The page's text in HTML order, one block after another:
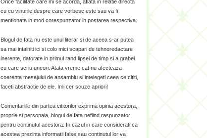
Orice facilitate care mi se acorda, aflata in relatie directa
cu cu vinurile despre care vorbesc este sau va fi
mentionata in mod corespunzator in postarea respectiva.
Blogul de fata nu este unul literar si de aceea s-ar putea
sa mai intalniti ici si colo mici scapari de tehnoredactare
inerente, datorate in primul rand lipsei de timp si a grabei
cu care scriu uneori. Atata vreme cat nu afecteaza
coerenta mesajului de ansamblu si intelegeti ceea ce cititi,
faceti abstractie de ele. Imi cer scuze apriori!
Comentariile din partea cititorilor exprima opinia acestora,
proprie si personala, blogul de fata nefiind raspunzator
pentru continutul acestora. In cazul in care considerati ca
acestea prezinta informatii false sau continutul lor va